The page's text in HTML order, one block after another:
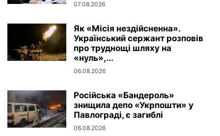
07.08.2026
Як «Місія нездійсненна».
Український сержант розповів
про труднощі шляху на
«нуль»,...
06.08.2026
Російська «Бандероль»
знищила депо «Укрпошти» у
Павлограді, є загиблі
06.08.2026